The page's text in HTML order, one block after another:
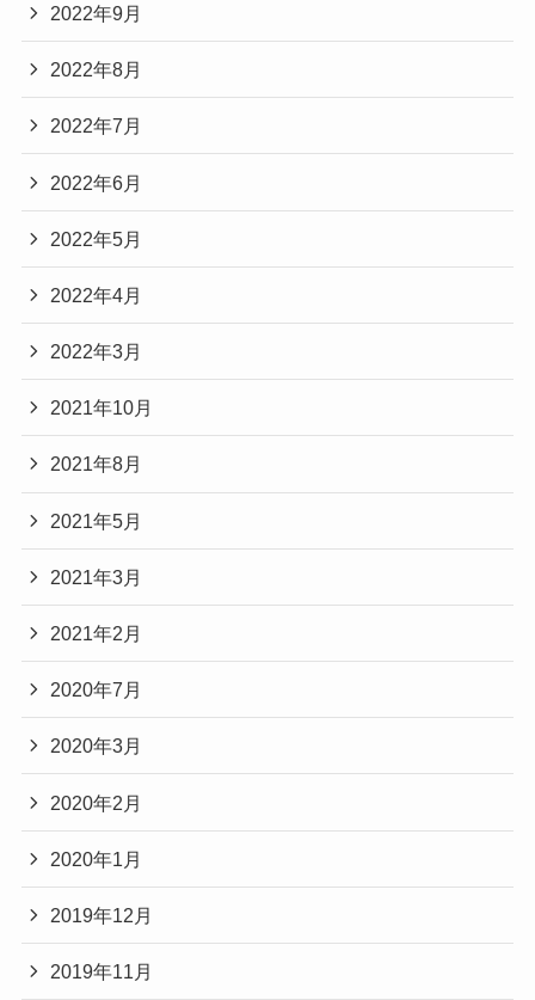
2022年9月
2022年8月
2022年7月
2022年6月
2022年5月
2022年4月
2022年3月
2021年10月
2021年8月
2021年5月
2021年3月
2021年2月
2020年7月
2020年3月
2020年2月
2020年1月
2019年12月
2019年11月